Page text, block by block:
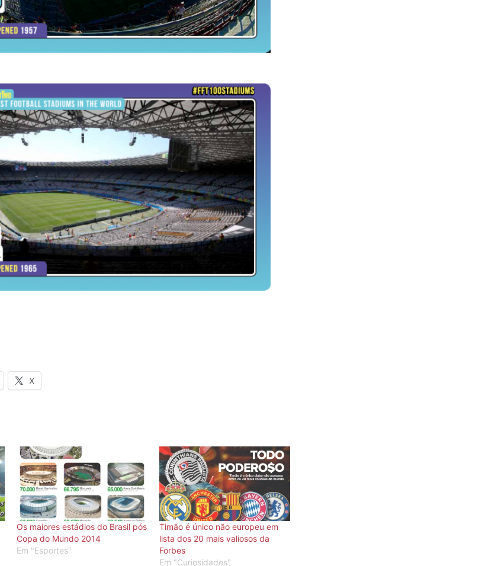
X
Os maiores estádios do Brasil pós
Copa do Mundo 2014
Em "Esportes"
Timão é único não europeu em
lista dos 20 mais valiosos da
Forbes
Em "Curiosidades"